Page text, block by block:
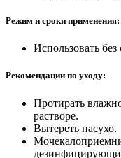
Режим и сроки применения:
Использовать
Рекомендации по уходу:
Протирать
растворе.
Вытереть насухо.